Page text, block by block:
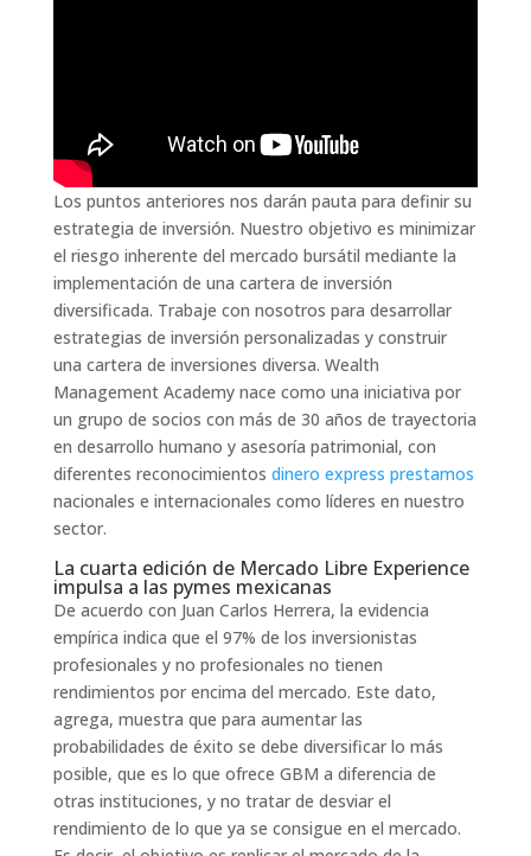
Los puntos anteriores nos darán pauta para definir su
estrategia de inversión. Nuestro objetivo es minimizar
el riesgo inherente del mercado bursátil mediante la
implementación de una cartera de inversión
diversificada. Trabaje con nosotros para desarrollar
estrategias de inversión personalizadas y construir
una cartera de inversiones diversa. Wealth
Management Academy nace como una iniciativa por
un grupo de socios con más de 30 años de trayectoria
en desarrollo humano y asesoría patrimonial, con
diferentes reconocimientos dinero express prestamos
nacionales e internacionales como líderes en nuestro
sector.
La cuarta edición de Mercado Libre Experience
impulsa a las pymes mexicanas
De acuerdo con Juan Carlos Herrera, la evidencia
empírica indica que el 97% de los inversionistas
profesionales y no profesionales no tienen
rendimientos por encima del mercado. Este dato,
agrega, muestra que para aumentar las
probabilidades de éxito se debe diversificar lo más
posible, que es lo que ofrece GBM a diferencia de
otras instituciones, y no tratar de desviar el
rendimiento de lo que ya se consigue en el mercado.